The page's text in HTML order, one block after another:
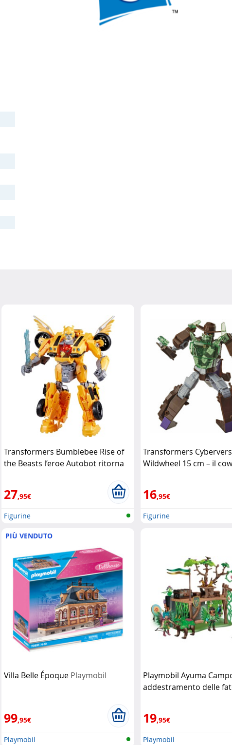
Transformers Bumblebee Rise of
the Beasts l’eroe Autobot ritorna
27,95€
Figurine
Transformers
Wildwheel 15 cm – il
16,95€
Figurine
PIÙ VENDUTO
Villa Belle Époque Playmobil
99,95€
Playmobil
Playmobil Ayuma
addestramento delle
19,95€
Playmobil